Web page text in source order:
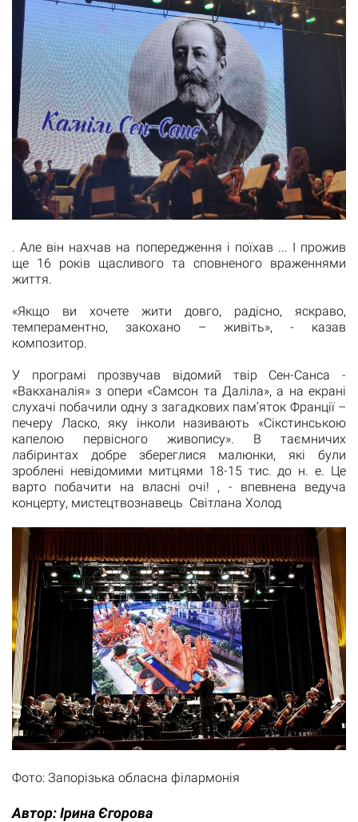
. Але він нахчав на попередження і поїхав ... І прожив
ще 16 років щасливого та сповненого враженнями
життя.
«Якщо ви хочете жити довго, радісно, ​​яскраво,
темпераментно, закохано – живіть», - казав
композитор.
У програмі прозвучав відомий твір Сен-Санса -
«Вакханалія» з опери «Самсон та Даліла», а на екрані
слухачі побачили одну з загадкових пам’яток Франції –
печеру Ласко, яку інколи називають «Сікстинською
капелою первісного живопису». В таємничих
лабіринтах добре збереглися малюнки, які були
зроблені невідомими митцями 18-15 тис. до н. е. Це
варто побачити на власні очі! , - впевнена ведуча
концерту, мистецтвознавець Світлана Холод
Фото: Запорізька обласна філармонія
Автор:Ірина Єгорова